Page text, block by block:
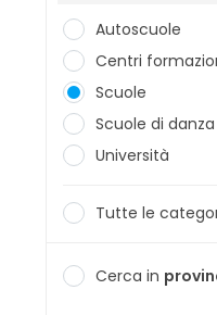
Autoscuole
Centri
Scuole
Scuole di danza
Università
Tutte le
Cerca in